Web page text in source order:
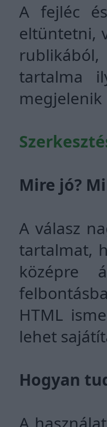
A fejléc
eltüntetni,
tartalma
Mire jó?
A válasz
tartalmat,
középre
HTML
lehet
Hogyan